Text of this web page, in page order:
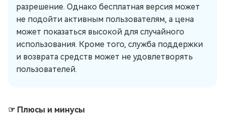
разрешение. Однако бесплатная версия может
не подойти активным пользователям, а цена
может показаться высокой для случайного
использования. Кроме того, служба поддержки
и возврата средств может не удовлетворять
пользователей.
☞ Плюсы и минусы